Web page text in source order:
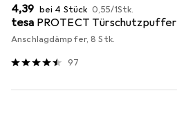
EUR
4,39 bei 4 Stück EUR
0,55/1Stk.
tesa PROTECT Türschutzpuffer
Anschlagdämpfer, 8 Stk.
97